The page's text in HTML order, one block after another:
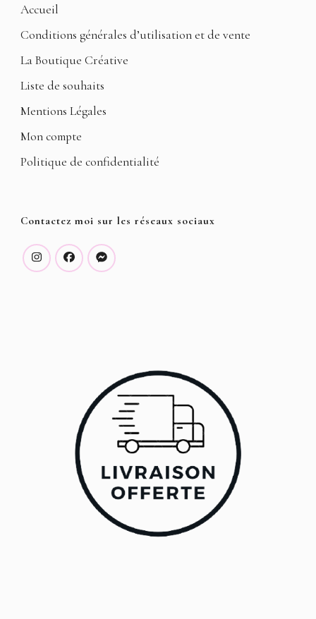
Accueil
Conditions générales d’utilisation et de vente
La Boutique Créative
Liste de souhaits
Mentions Légales
Mon compte
Politique de confidentialité
Contactez moi sur les réseaux sociaux